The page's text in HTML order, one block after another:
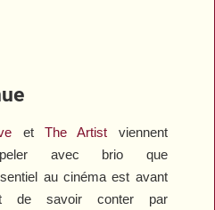
et The Artist viennent
avec brio que
au cinéma est avant
de savoir conter par